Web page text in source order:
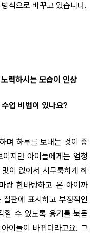
식으로 바꾸고 있습니다.
력하시는 모습이 인상
업 비법이 있나요?
며 하루를 보내는 것이 중
지만 아이들에게는 엄청
이 없어서 시무룩하게 하
랑 한바탕하고 온 아이까
판에 표시하고 부정적인
할 수 있도록 용기를 북돋
이들이 바뀌더라고요. 그